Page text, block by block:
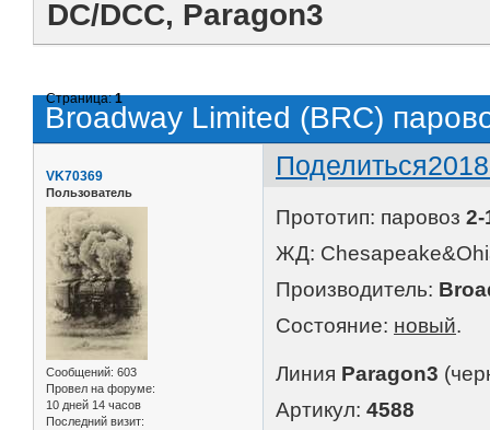
DC/DCC, Paragon3
Broadway Limited (BRC)
Страница:1
Поделиться
VK70369
Пользователь
Сообщений: 603
Провел на форуме:
10 дней 14 часов
Последний визит:
Прототип: паровоз
ЖД:
Производитель:
Состояние: новый.
Линия Paragon3
Артикул:4588